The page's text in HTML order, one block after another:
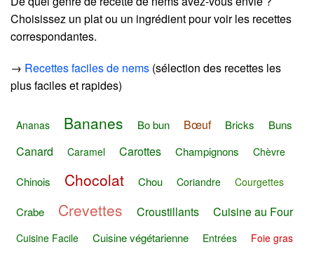
Choisissez un plat ou un ingrédient pour voir les recettes
correspondantes.
→ Recettes faciles de nems (sélection des recettes les
plus faciles et rapides)
Ananas Bananes Bo bun Bœuf Bricks Buns
Canard Caramel Carottes Champignons Chèvre
Chinois Chocolat Chou Coriandre Courgettes
Crabe Crevettes Croustillants Cuisine au Four
Cuisine Facile Cuisine végétarienne Entrées
Foie gras